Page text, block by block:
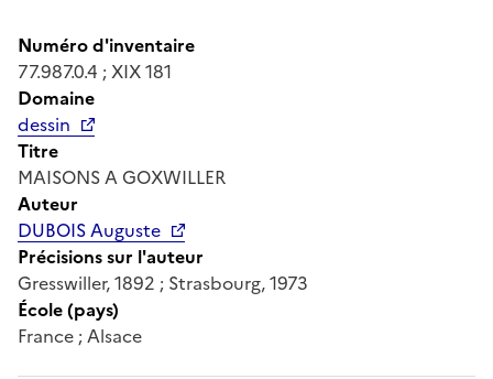
Numéro d'inventaire
77.987.0.4 ; XIX 181
Domaine
dessin
Titre
MAISONS A GOXWILLER
Auteur
DUBOIS Auguste
Précisions sur l'auteur
Gresswiller, 1892 ; Strasbourg, 1973
École (pays)
France ; Alsace